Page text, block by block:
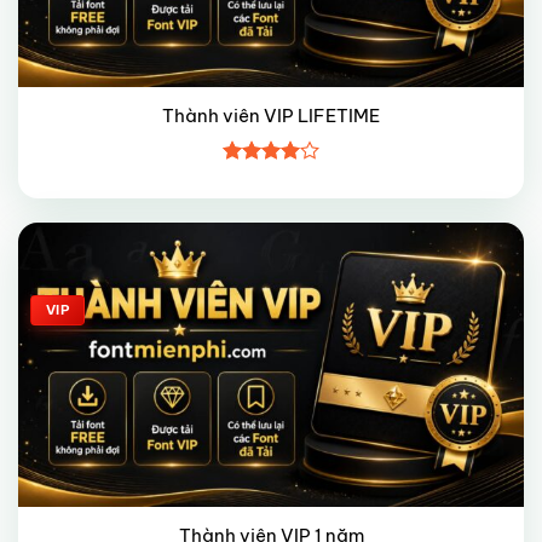
Thành viên VIP LIFETIME
xếp hạng
Giảm giá!
VIP
Thành viên VIP 1 năm